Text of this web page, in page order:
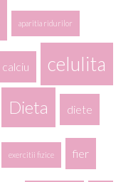
aparitia ridurilor
calciu celulita
Dieta diete
exercitii fizice fier